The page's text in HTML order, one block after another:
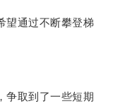
通过不断攀登梯
取到了一些短期